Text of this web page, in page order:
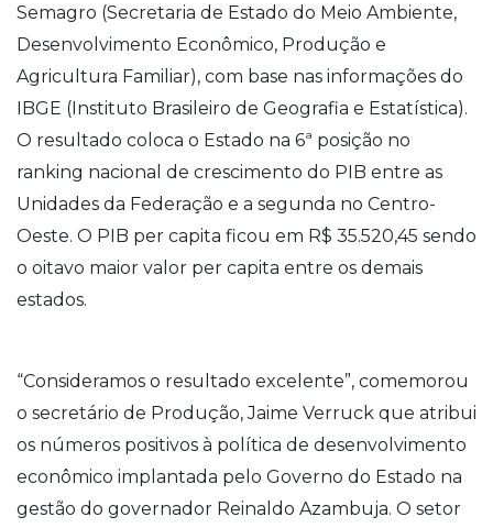
Semagro (Secretaria de Estado do Meio Ambiente,
Desenvolvimento Econômico, Produção e
Agricultura Familiar), com base nas informações do
IBGE (Instituto Brasileiro de Geografia e Estatística).
O resultado coloca o Estado na 6ª posição no
ranking nacional de crescimento do PIB entre as
Unidades da Federação e a segunda no Centro-
Oeste. O PIB per capita ficou em R$ 35.520,45 sendo
o oitavo maior valor per capita entre os demais
estados.
“Consideramos o resultado excelente”, comemorou
o secretário de Produção, Jaime Verruck que atribui
os números positivos à política de desenvolvimento
econômico implantada pelo Governo do Estado na
gestão do governador Reinaldo Azambuja. O setor